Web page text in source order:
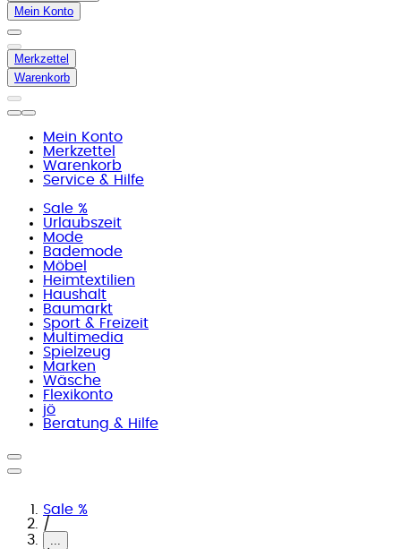
Mein Konto
Merkzettel
Warenkorb
Mein Konto
Merkzettel
Warenkorb
Service & Hilfe
Sale %
Urlaubszeit
Mode
Bademode
Möbel
Heimtextilien
Haushalt
Baumarkt
Sport & Freizeit
Multimedia
Spielzeug
Marken
Wäsche
Flexikonto
jö
Beratung & Hilfe
Sale %
/
...